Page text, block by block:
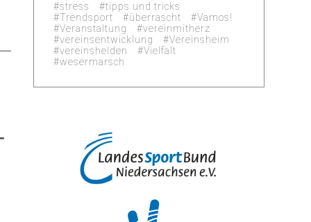
stress
tipps und tricks
Trendsport
überrascht
Vamos!
Veranstaltung
vereinmitherz
vereinsentwicklung
Vereinsheim
vereinshelden
Vielfalt
wesermarsch